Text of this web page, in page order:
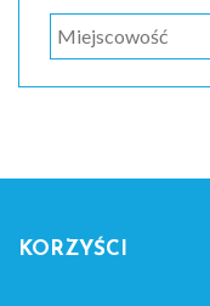
KORZYŚCI